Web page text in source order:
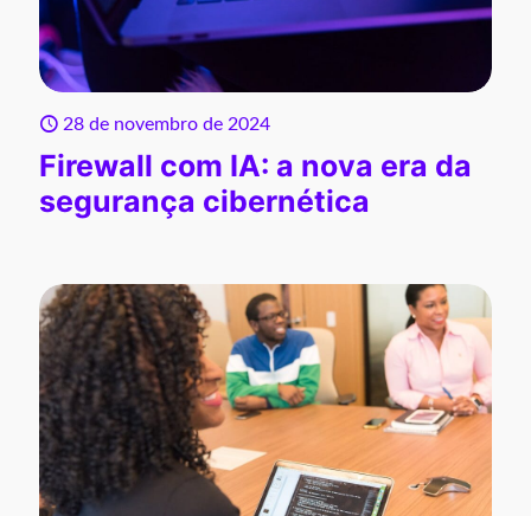
28 de novembro de 2024
Firewall com IA: a nova era da
segurança cibernética